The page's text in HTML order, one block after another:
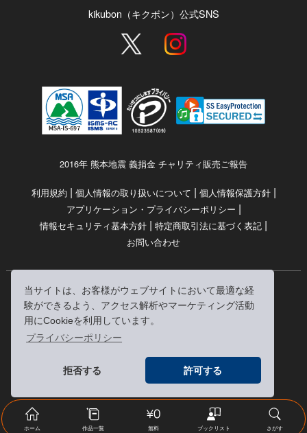
当サイトは、お客様がウェブサイトにおいて最適な経
験ができるよう、アクセス解析やマーケティング活動
用にCookieを利用しています。
プライバシーポリシー
拒否する 許可する
kikubon（キクボン）公式SNS
2016年 熊本地震 義捐金 チャリティ販売ご報告
利用規約 | 個人情報の取り扱いについて | 個人情報保護方針|
アプリケーション・プライバシーポリシー |
情報セキュリティ基本方針 | 特定商取引法に基づく表記 |
お問い合わせ
© RRJ Inc.
（kikubon/キクボン/きく本/きくほん/キクホン）は
株式会社RRJの登録商標です。
ホーム 作品一覧 無料 ブックリスト さがす